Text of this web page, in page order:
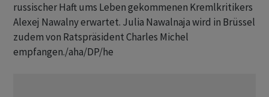
russischer Haft ums Leben gekommenen Kremlkritikers
Alexej Nawalny erwartet. Julia Nawalnaja wird in Brüssel
zudem von Ratspräsident Charles Michel
empfangen./aha/DP/he